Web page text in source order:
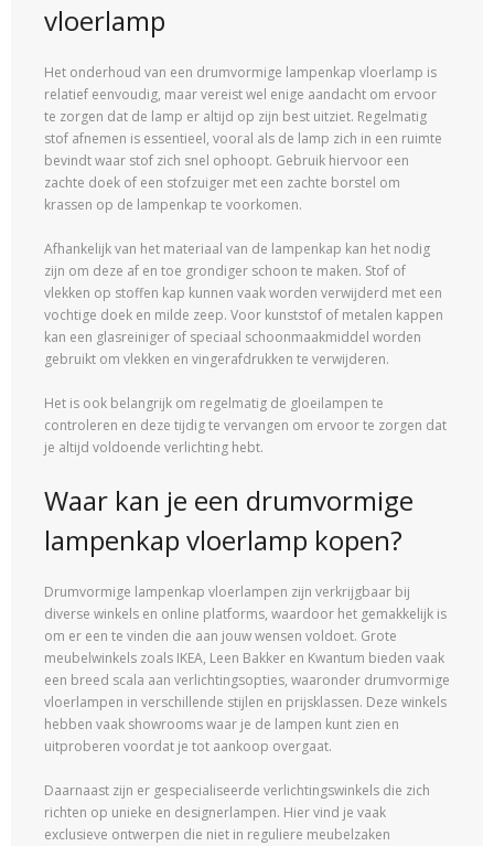
vloerlamp
Het onderhoud van een drumvormige lampenkap vloerlamp is
relatief eenvoudig, maar vereist wel enige aandacht om ervoor
te zorgen dat de lamp er altijd op zijn best uitziet. Regelmatig
stof afnemen is essentieel, vooral als de lamp zich in een ruimte
bevindt waar stof zich snel ophoopt. Gebruik hiervoor een
zachte doek of een stofzuiger met een zachte borstel om
krassen op de lampenkap te voorkomen.
Afhankelijk van het materiaal van de lampenkap kan het nodig
zijn om deze af en toe grondiger schoon te maken. Stof of
vlekken op stoffen kap kunnen vaak worden verwijderd met een
vochtige doek en milde zeep. Voor kunststof of metalen kappen
kan een glasreiniger of speciaal schoonmaakmiddel worden
gebruikt om vlekken en vingerafdrukken te verwijderen.
Het is ook belangrijk om regelmatig de gloeilampen te
controleren en deze tijdig te vervangen om ervoor te zorgen dat
je altijd voldoende verlichting hebt.
Waar kan je een drumvormige
lampenkap vloerlamp kopen?
Drumvormige lampenkap vloerlampen zijn verkrijgbaar bij
diverse winkels en online platforms, waardoor het gemakkelijk is
om er een te vinden die aan jouw wensen voldoet. Grote
meubelwinkels zoals IKEA, Leen Bakker en Kwantum bieden vaak
een breed scala aan verlichtingsopties, waaronder drumvormige
vloerlampen in verschillende stijlen en prijsklassen. Deze winkels
hebben vaak showrooms waar je de lampen kunt zien en
uitproberen voordat je tot aankoop overgaat.
Daarnaast zijn er gespecialiseerde verlichtingswinkels die zich
richten op unieke en designerlampen. Hier vind je vaak
exclusieve ontwerpen die niet in reguliere meubelzaken